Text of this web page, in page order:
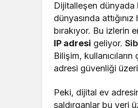
Dijitalleşen dünyada
dünyasında
bırakıyor. Bu izlerin
IP adresi geliyor.
Bilişim,
adresi güvenliği
Peki, dijital ev
saldırganlar bu veri